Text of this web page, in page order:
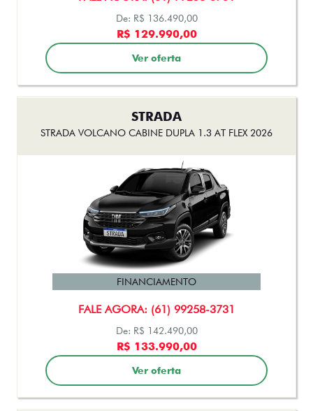
STRADA
STRADA VOLCANO CABINE DUPLA 1.3 AT FLEX 2026
FALE AGORA: (61) 99258-3731
FINANCIAMENTO
De: R$ 142.490,00
R$ 133.990,00
Ver oferta
STRADA
STRADA ULTRA CABINE DUPLA TURBO 200 AT FLEX 2027